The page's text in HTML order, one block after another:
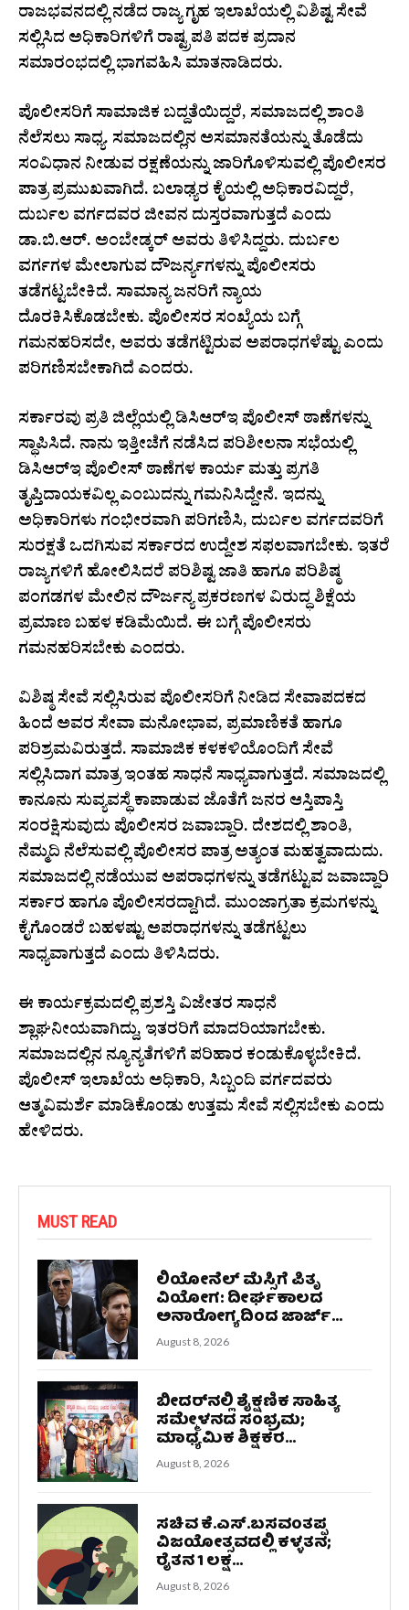
ರಾಜಭವನದಲ್ಲಿ ನಡೆದ ರಾಜ್ಯ ಗೃಹ ಇಲಾಖೆಯಲ್ಲಿ ವಿಶಿಷ್ಟ ಸೇವೆ
ಸಲ್ಲಿಸಿದ ಅಧಿಕಾರಿಗಳಿಗೆ ರಾಷ್ಟ್ರಪತಿ ಪದಕ ಪ್ರದಾನ
ಸಮಾರಂಭದಲ್ಲಿ ಭಾಗವಹಿಸಿ ಮಾತನಾಡಿದರು.
ಪೊಲೀಸರಿಗೆ ಸಾಮಾಜಿಕ ಬದ್ದತೆಯಿದ್ದರೆ, ಸಮಾಜದಲ್ಲಿ ಶಾಂತಿ
ನೆಲೆಸಲು ಸಾಧ್ಯ. ಸಮಾಜದಲ್ಲಿನ ಅಸಮಾನತೆಯನ್ನು ತೊಡೆದು
ಸಂವಿಧಾನ ನೀಡುವ ರಕ್ಷಣೆಯನ್ನು ಜಾರಿಗೊಳಿಸುವಲ್ಲಿ ಪೊಲೀಸರ
ಪಾತ್ರ ಪ್ರಮುಖವಾಗಿದೆ. ಬಲಾಢ್ಯರ ಕೈಯಲ್ಲಿ ಅಧಿಕಾರವಿದ್ದರೆ,
ದುರ್ಬಲ ವರ್ಗದವರ ಜೀವನ ದುಸ್ತರವಾಗುತ್ತದೆ ಎಂದು
ಡಾ.ಬಿ.ಆರ್. ಅಂಬೇಡ್ಕರ್ ಅವರು ತಿಳಿಸಿದ್ದರು. ದುರ್ಬಲ
ವರ್ಗಗಳ ಮೇಲಾಗುವ ದೌಜರ್ನ್ಯಗಳನ್ನು ಪೊಲೀಸರು
ತಡೆಗಟ್ಟಬೇಕಿದೆ. ಸಾಮಾನ್ಯ ಜನರಿಗೆ ನ್ಯಾಯ
ದೊರಕಿಸಿಕೊಡಬೇಕು. ಪೊಲೀಸರ ಸಂಖ್ಯೆಯ ಬಗ್ಗೆ
ಗಮನಹರಿಸದೇ, ಅವರು ತಡೆಗಟ್ಟಿರುವ ಅಪರಾಧಗಳೆಷ್ಟು ಎಂದು
ಪರಿಗಣಿಸಬೇಕಾಗಿದೆ ಎಂದರು.
ಸರ್ಕಾರವು ಪ್ರತಿ ಜಿಲ್ಲೆಯಲ್ಲಿ ಡಿಸಿಆರ್‌ಇ ಪೊಲೀಸ್ ಠಾಣೆಗಳನ್ನು
ಸ್ಥಾಪಿಸಿದೆ. ನಾನು ಇತ್ತೀಚೆಗೆ ನಡೆಸಿದ ಪರಿಶೀಲನಾ ಸಭೆಯಲ್ಲಿ
ಡಿಸಿಆರ್‌ಇ ಪೊಲೀಸ್ ಠಾಣೆಗಳ ಕಾರ್ಯ ಮತ್ತು ಪ್ರಗತಿ
ತೃಪ್ತಿದಾಯಕವಿಲ್ಲ ಎಂಬುದನ್ನು ಗಮನಿಸಿದ್ದೇನೆ. ಇದನ್ನು
ಅಧಿಕಾರಿಗಳು ಗಂಭೀರವಾಗಿ ಪರಿಗಣಿಸಿ, ದುರ್ಬಲ ವರ್ಗದವರಿಗೆ
ಸುರಕ್ಷತೆ ಒದಗಿಸುವ ಸರ್ಕಾರದ ಉದ್ದೇಶ ಸಫಲವಾಗಬೇಕು. ಇತರೆ
ರಾಜ್ಯಗಳಿಗೆ ಹೋಲಿಸಿದರೆ ಪರಿಶಿಷ್ಟ ಜಾತಿ ಹಾಗೂ ಪರಿಶಿಷ್ಠ
ಪಂಗಡಗಳ ಮೇಲಿನ ದೌರ್ಜನ್ಯ ಪ್ರಕರಣಗಳ ವಿರುದ್ಧ ಶಿಕ್ಷೆಯ
ಪ್ರಮಾಣ ಬಹಳ ಕಡಿಮೆಯಿದೆ. ಈ ಬಗ್ಗೆ ಪೊಲೀಸರು
ಗಮನಹರಿಸಬೇಕು ಎಂದರು.
ವಿಶಿಷ್ಠ ಸೇವೆ ಸಲ್ಲಿಸಿರುವ ಪೊಲೀಸರಿಗೆ ನೀಡಿದ ಸೇವಾಪದಕದ
ಹಿಂದೆ ಅವರ ಸೇವಾ ಮನೋಭಾವ, ಪ್ರಮಾಣಿಕತೆ ಹಾಗೂ
ಪರಿಶ್ರಮವಿರುತ್ತದೆ. ಸಾಮಾಜಿಕ ಕಳಕಳಿಯೊಂದಿಗೆ ಸೇವೆ
ಸಲ್ಲಿಸಿದಾಗ ಮಾತ್ರ ಇಂತಹ ಸಾಧನೆ ಸಾಧ್ಯವಾಗುತ್ತದೆ. ಸಮಾಜದಲ್ಲಿ
ಕಾನೂನು ಸುವ್ಯವಸ್ಥೆ ಕಾಪಾಡುವ ಜೊತೆಗೆ ಜನರ ಆಸ್ತಿಪಾಸ್ತಿ
ಸಂರಕ್ಷಿಸುವುದು ಪೊಲೀಸರ ಜವಾಬ್ದಾರಿ. ದೇಶದಲ್ಲಿ ಶಾಂತಿ,
ನೆಮ್ಮದಿ ನೆಲೆಸುವಲ್ಲಿ ಪೊಲೀಸರ ಪಾತ್ರ ಅತ್ಯಂತ ಮಹತ್ವವಾದುದು.
ಸಮಾಜದಲ್ಲಿ ನಡೆಯುವ ಅಪರಾಧಗಳನ್ನು ತಡೆಗಟ್ಟುವ ಜವಾಬ್ದಾರಿ
ಸರ್ಕಾರ ಹಾಗೂ ಪೊಲೀಸರದ್ದಾಗಿದೆ. ಮುಂಜಾಗ್ರತಾ ಕ್ರಮಗಳನ್ನು
ಕೈಗೊಂಡರೆ ಬಹಳಷ್ಟು ಅಪರಾಧಗಳನ್ನು ತಡೆಗಟ್ಟಲು
ಸಾಧ್ಯವಾಗುತ್ತದೆ ಎಂದು ತಿಳಿಸಿದರು.
ಈ ಕಾರ್ಯಕ್ರಮದಲ್ಲಿ ಪ್ರಶಸ್ತಿ ವಿಜೇತರ ಸಾಧನೆ
ಶ್ಲಾಘನೀಯವಾಗಿದ್ದು, ಇತರರಿಗೆ ಮಾದರಿಯಾಗಬೇಕು.
ಸಮಾಜದಲ್ಲಿನ ನ್ಯೂನ್ಯತೆಗಳಿಗೆ ಪರಿಹಾರ ಕಂಡುಕೊಳ್ಳಬೇಕಿದೆ.
ಪೊಲೀಸ್ ಇಲಾಖೆಯ ಅಧಿಕಾರಿ, ಸಿಬ್ಬಂದಿ ವರ್ಗದವರು
ಆತ್ಮವಿಮರ್ಶೆ ಮಾಡಿಕೊಂಡು ಉತ್ತಮ ಸೇವೆ ಸಲ್ಲಿಸಬೇಕು ಎಂದು
ಹೇಳಿದರು.
MUST READ
ಲಿಯೋನೆಲ್ ಮೆಸ್ಸಿಗೆ ಪಿತೃ
ವಿಯೋಗ: ದೀರ್ಘಕಾಲದ
ಅನಾರೋಗ್ಯದಿಂದ ಜಾರ್ಜ್...
August 8, 2026
ಬೀದರ್‌ನಲ್ಲಿ ಶೈಕ್ಷಣಿಕ ಸಾಹಿತ್ಯ
ಸಮ್ಮೇಳನದ ಸಂಭ್ರಮ;
ಮಾಧ್ಯಮಿಕ ಶಿಕ್ಷಕರ...
August 8, 2026
ಸಚಿವ ಕೆ.ಎಸ್.ಬಸವಂತಪ್ಪ
ವಿಜಯೋತ್ಸವದಲ್ಲಿ ಕಳ್ಳತನ;
ರೈತನ 1 ಲಕ್ಷ...
August 8, 2026